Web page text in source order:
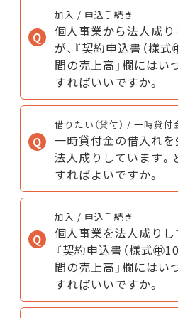
加入 / 申込手続き
個人事業から法人成
が、『契約申込書（様式
間の売上高」欄にはい
すればいいですか。
借りたい（貸付） / 一時貸付
一時貸付金の借入れを
法人成りしています。
すればよいですか。
加入 / 申込手続き
個人事業を法人成りし
『契約申込書（様式㊥
間の売上高」欄にはい
すればいいですか。